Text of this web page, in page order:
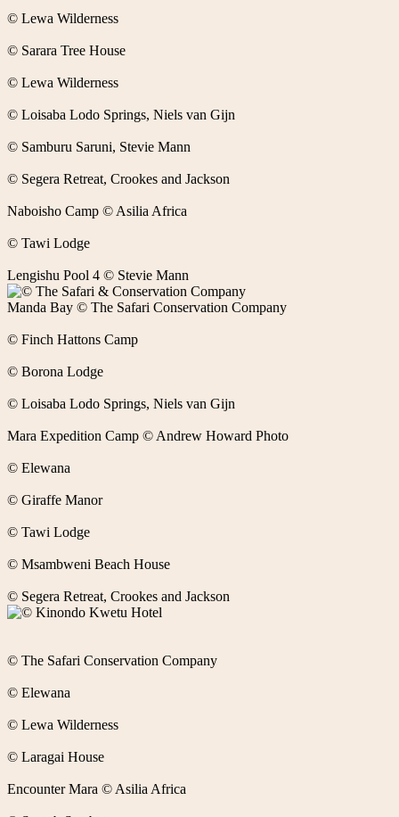
© Lewa Wilderness
© Sarara Tree House
© Lewa Wilderness
© Loisaba Lodo Springs, Niels van Gijn
© Samburu Saruni, Stevie Mann
© Segera Retreat, Crookes and Jackson
Naboisho Camp © Asilia Africa
© Tawi Lodge
Lengishu Pool 4 © Stevie Mann
Manda Bay © The Safari Conservation Company
© Finch Hattons Camp
© Borona Lodge
© Loisaba Lodo Springs, Niels van Gijn
Mara Expedition Camp © Andrew Howard Photo
© Elewana
© Giraffe Manor
© Tawi Lodge
© Msambweni Beach House
© Segera Retreat, Crookes and Jackson
© The Safari Conservation Company
© Elewana
© Lewa Wilderness
© Laragai House
Encounter Mara © Asilia Africa